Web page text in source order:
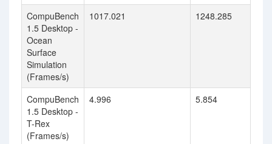
CompuBench
1.5 Desktop -
Ocean
Surface
Simulation
(Frames/s)
1017.021 1248.285
CompuBench
1.5 Desktop -
T-Rex
(Frames/s)
4.996 5.854